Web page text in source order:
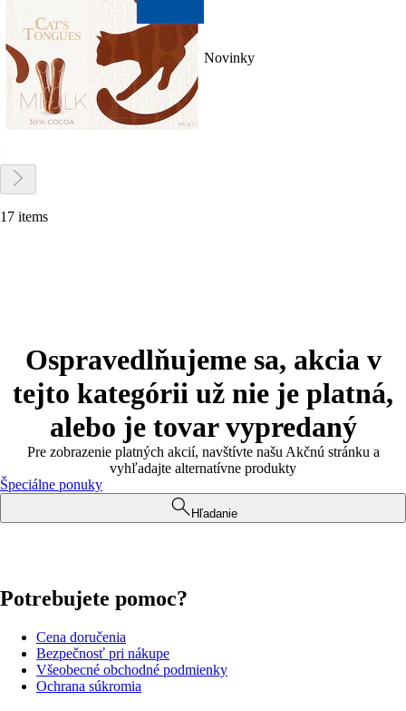
Novinky
17 items
Ospravedlňujeme sa, akcia v
tejto kategórii už nie je platná,
alebo je tovar vypredaný
Pre zobrazenie platných akcií, navštívte našu Akčnú stránku a
vyhľadajte alternatívne produkty
Špeciálne ponuky
Hľadanie
Potrebujete pomoc?
Cena doručenia
Bezpečnosť pri nákupe
Všeobecné obchodné podmienky
Ochrana súkromia